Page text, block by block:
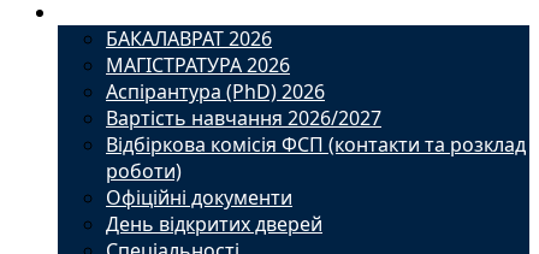
БАКАЛАВРАТ 2026
МАГІСТРАТУРА 2026
Аспірантура (PhD) 2026
Вартість навчання 2026/2027
Відбіркова комісія ФСП (контакти та розклад
роботи)
Офіційні документи
День відкритих дверей